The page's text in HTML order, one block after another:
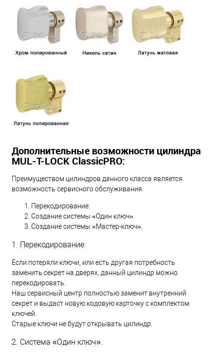
Дополнительные возможности цилиндра
MUL-T-LOCK ClassicPRO:
Преимуществом цилиндров данного класса является
возможность сервисного обслуживания.
Перекодирование.
Создание системы «Один ключ».
Создание системы «Мастер-ключ».
1. Перекодирование.
Если потеряли ключи, или есть другая потребность
заменить секрет на дверях, данный цилиндр можно
перекодировать.
Наш сервисный центр полностью заменит внутренний
секрет и выдаст новую кодовую карточку с комплектом
ключей.
Старые ключи не будут открывать цилиндр.
2. Система «Один ключ».